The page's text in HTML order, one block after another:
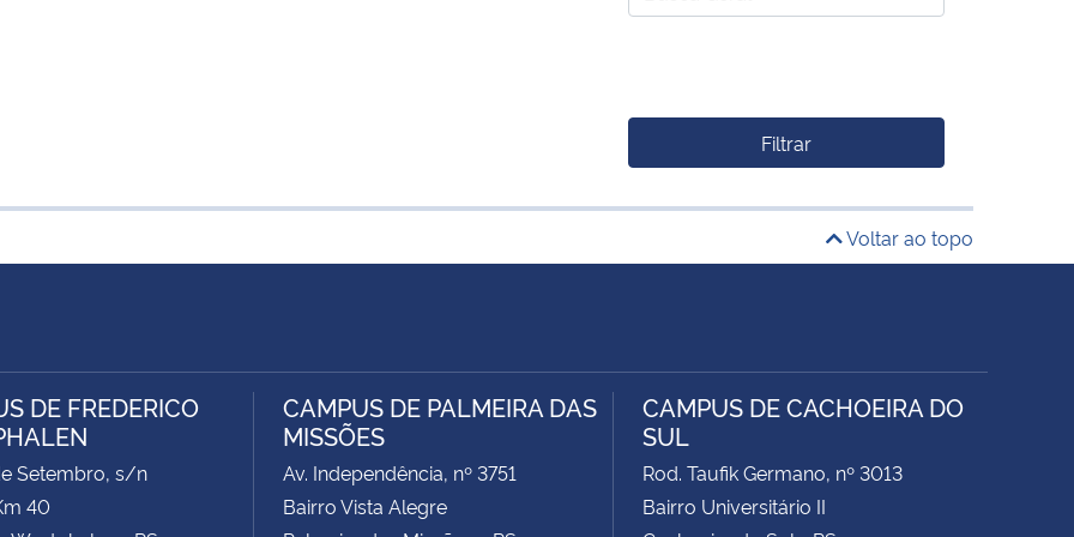
Filtrar
Voltar ao topo
DE FREDERICO
Setembro, s/n
40
CAMPUS DE PALMEIRA DAS
MISSÕES
Av. Independência, nº 3751
Bairro Vista Alegre
CAMPUS DE CACHOEIRA DO
SUL
Rod. Taufik Germano, nº 3013
Bairro Universitário II